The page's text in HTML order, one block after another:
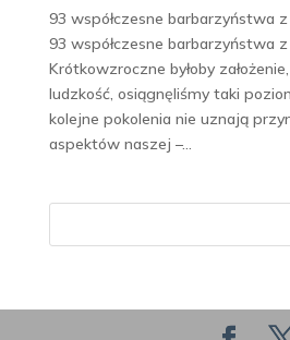
93 współczesne barbarzyństwa
93 współczesne barbarzyństwa
Krótkowzroczne byłoby
ludzkość, osiągnęliśmy taki
kolejne pokolenia nie uznają
aspektów naszej –...